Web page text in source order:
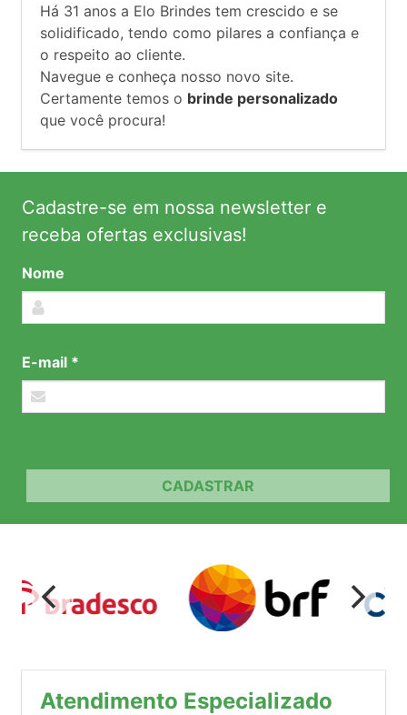
Há 31 anos a Elo Brindes tem crescido e se
solidificado, tendo como pilares a confiança e
o respeito ao cliente.
Navegue e conheça nosso novo site.
Certamente temos o brinde personalizado
que você procura!
Cadastre-se em nossa newsletter e
receba ofertas exclusivas!
Nome
E-mail *
CADASTRAR
Atendimento Especializado